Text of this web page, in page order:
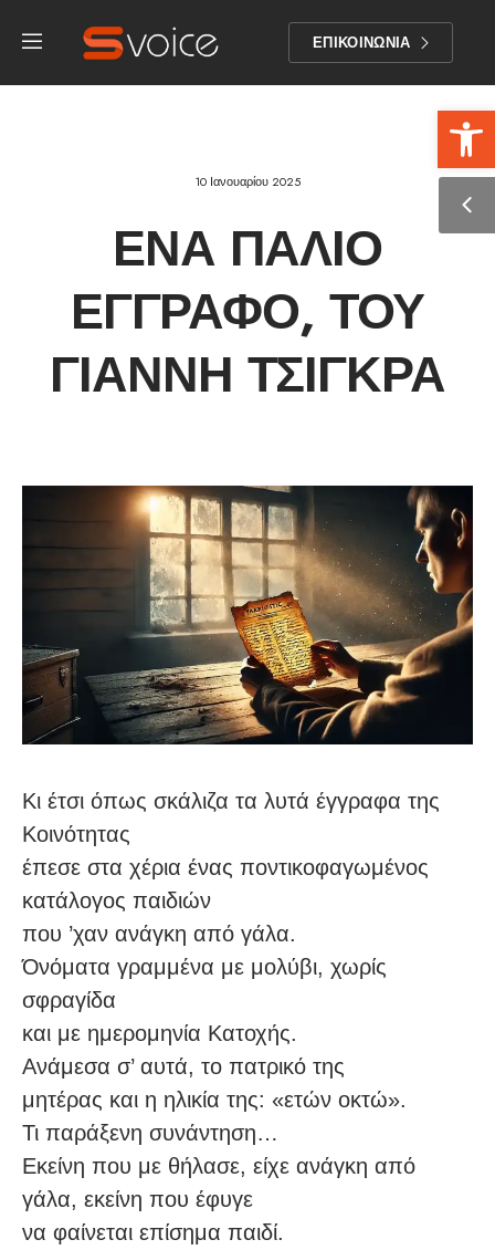
ΕΠΙΚΟΙΝΩΝΙΑ
10 Ιανουαρίου 2025
ΈΝΑ ΠΑΛΙΌ
ΈΓΓΡΑΦΟ, ΤΟΥ
ΓΙΆΝΝΗ ΤΣΊΓΚΡΑ
Κι έτσι όπως σκάλιζα τα λυτά έγγραφα της
Κοινότητας
έπεσε στα χέρια ένας ποντικοφαγωμένος
κατάλογος παιδιών
που ’χαν ανάγκη από γάλα.
Όνόματα γραμμένα με μολύβι, χωρίς
σφραγίδα
και με ημερομηνία Κατοχής.
Ανάμεσα σ’ αυτά, το πατρικό της
μητέρας και η ηλικία της: «ετών οκτώ».
Τι παράξενη συνάντηση…
Εκείνη που με θήλασε, είχε ανάγκη από
γάλα, εκείνη που έφυγε
να φαίνεται επίσημα παιδί.